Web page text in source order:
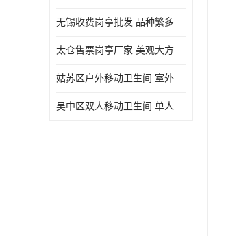
无锡收费岗亭批发 品种繁多 适用多场合
太仓售票岗亭厂家 美观大方 使用寿命长
姑苏区户外移动卫生间 室外临时单人厕所供应厂家
吴中区双人移动卫生间 单人厕所供应厂家